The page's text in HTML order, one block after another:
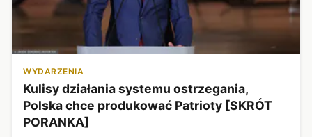
WYDARZENIA
Kulisy działania systemu ostrzegania,
Polska chce produkować Patrioty [SKRÓT
PORANKA]